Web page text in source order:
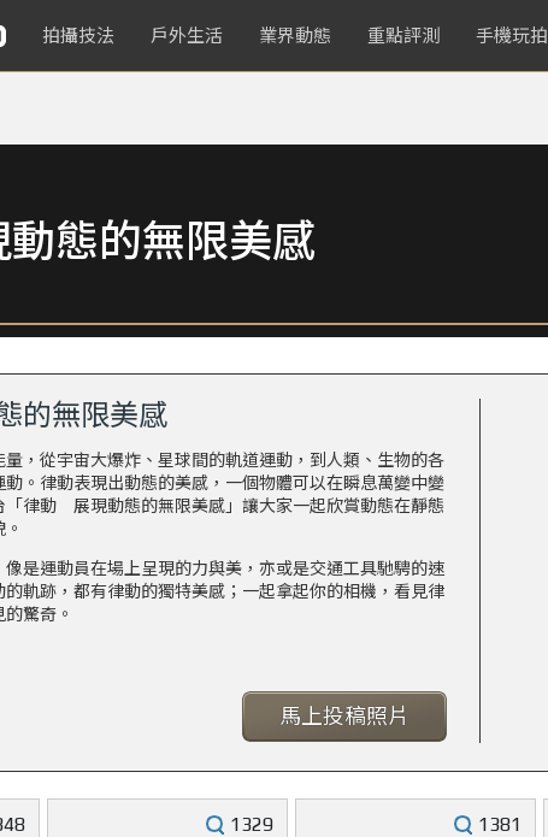
拍攝技法 戶外生活 業界動態 重點評測 手機玩拍
態的無限美感
的無限美感
，從宇宙大爆炸、星球間的軌道運動，到人類、生物的各
。律動表現出動態的美感，一個物體可以在瞬息萬變中變
「律動 展現動態的無限美感」讓大家一起欣賞動態在靜態
是運動員在場上呈現的力與美，亦或是交通工具馳騁的速
軌跡，都有律動的獨特美感；一起拿起你的相機，看見律
驚奇。
馬上投稿照片
1329 1381